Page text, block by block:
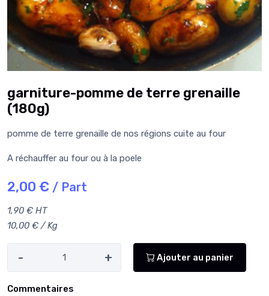
garniture-pomme de terre grenaille
(180g)
pomme de terre grenaille de nos régions cuite au four
A réchauffer au four ou à la poele
2,00 € / Part
1,90 € HT
10,00 € / Kg
- + Ajouter au panier
Commentaires